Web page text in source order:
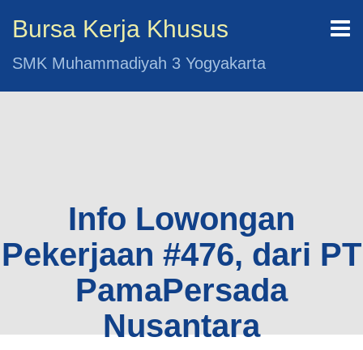
Bursa Kerja Khusus
SMK Muhammadiyah 3 Yogyakarta
Info Lowongan
Pekerjaan #476, dari PT
PamaPersada
Nusantara